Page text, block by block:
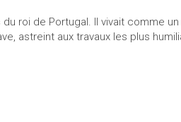
du roi de Portugal. Il vivait comme
astreint aux travaux les plus